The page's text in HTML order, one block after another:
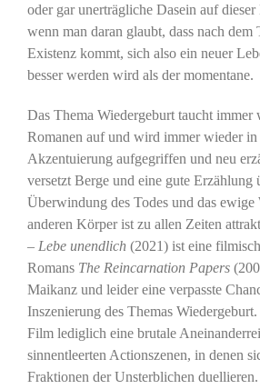
oder gar unerträgliche Dasein auf dieser
wenn man daran glaubt, dass nach dem
Existenz kommt, sich also ein neuer
besser werden wird als der momentane.
Das Thema Wiedergeburt taucht immer
Romanen auf und wird immer wieder in
Akzentuierung aufgegriffen und neu
versetzt Berge und eine gute Erzählung
Überwindung des Todes und das ewige
anderen Körper ist zu allen Zeiten
– Lebe unendlich (2021) ist eine
Romans The Reincarnation Papers
Maikanz und leider eine verpasste
Inszenierung des Themas
Film lediglich eine brutale
sinnentleerten Actionszenen, in denen
Fraktionen der Unsterblichen